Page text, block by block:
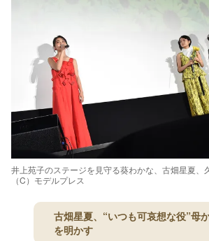
井上苑子のステージを見守る葵わかな、古畑星夏、
（C）モデルプレス
古畑星夏、“いつも可哀想な役”母
を明かす